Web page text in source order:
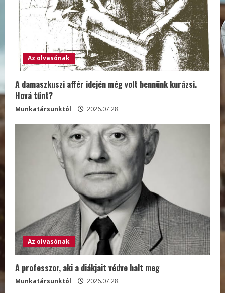
Az olvasónak
A damaszkuszi affér idején még volt bennünk kurázsi.
Hová tűnt?
Munkatársunktól 2026.07.28.
Az olvasónak
A professzor, aki a diákjait védve halt meg
Munkatársunktól 2026.07.28.